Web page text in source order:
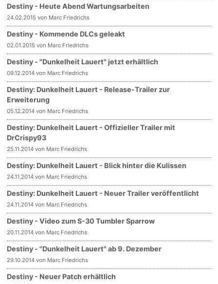
Destiny - Heute Abend Wartungsarbeiten
24.02.2015 von Marc Friedrichs
Destiny - Kommende DLCs geleakt
02.01.2015 von Marc Friedrichs
Destiny - "Dunkelheit Lauert" jetzt erhältlich
09.12.2014 von Marc Friedrichs
Destiny: Dunkelheit Lauert - Release-Trailer zur
Erweiterung
05.12.2014 von Marc Friedrichs
Destiny: Dunkelheit Lauert - Offizieller Trailer mit
DrCrispy93
25.11.2014 von Marc Friedrichs
Destiny: Dunkelheit Lauert - Blick hinter die Kulissen
24.11.2014 von Marc Friedrichs
Destiny: Dunkelheit Lauert - Neuer Trailer veröffentlicht
24.11.2014 von Marc Friedrichs
Destiny - Video zum S-30 Tumbler Sparrow
20.11.2014 von Marc Friedrichs
Destiny - "Dunkelheit Lauert" ab 9. Dezember
29.10.2014 von Marc Friedrichs
Destiny - Neuer Patch erhältlich